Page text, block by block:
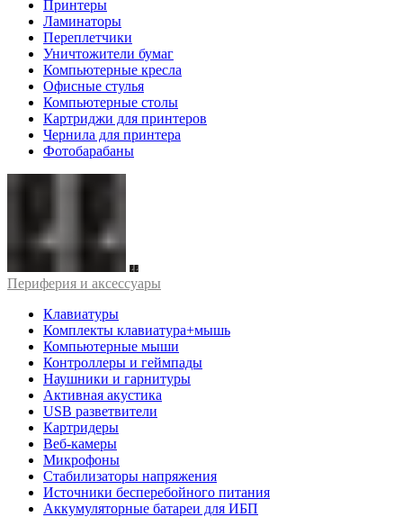
Принтеры
Ламинаторы
Переплетчики
Уничтожители бумаг
Компьютерные кресла
Офисные стулья
Компьютерные столы
Картриджи для принтеров
Чернила для принтера
Фотобарабаны
Периферия и аксессуары
Клавиатуры
Комплекты клавиатура+мышь
Компьютерные мыши
Контроллеры и геймпады
Наушники и гарнитуры
Активная акустика
USB разветвители
Картридеры
Веб-камеры
Микрофоны
Стабилизаторы напряжения
Источники бесперебойного питания
Аккумуляторные батареи для ИБП